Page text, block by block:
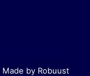
Made by Robuust